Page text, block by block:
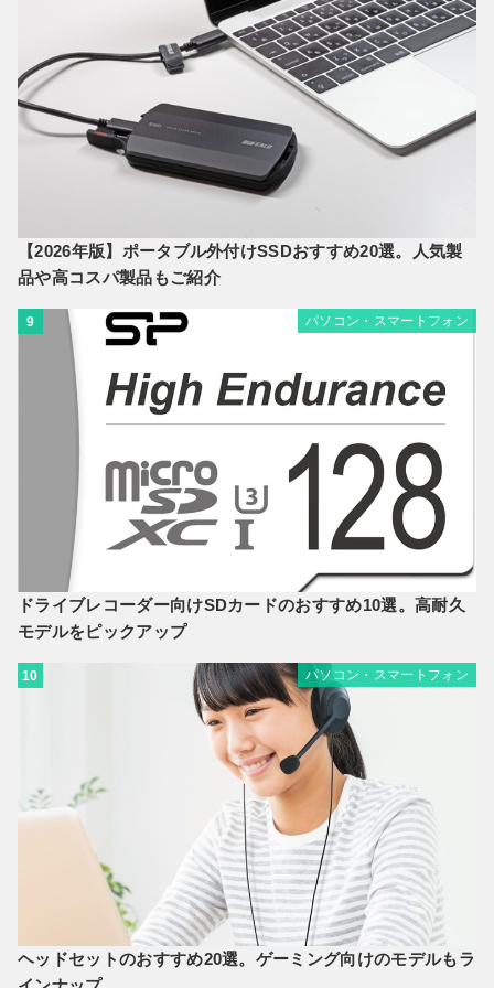
【2026年版】ポータブル外付けSSDおすすめ20選。人気製
品や高コスパ製品もご紹介
9 パソコン・スマートフォン
ドライブレコーダー向けSDカードのおすすめ10選。高耐久
モデルをピックアップ
10 パソコン・スマートフォン
ヘッドセットのおすすめ20選。ゲーミング向けのモデルもラ